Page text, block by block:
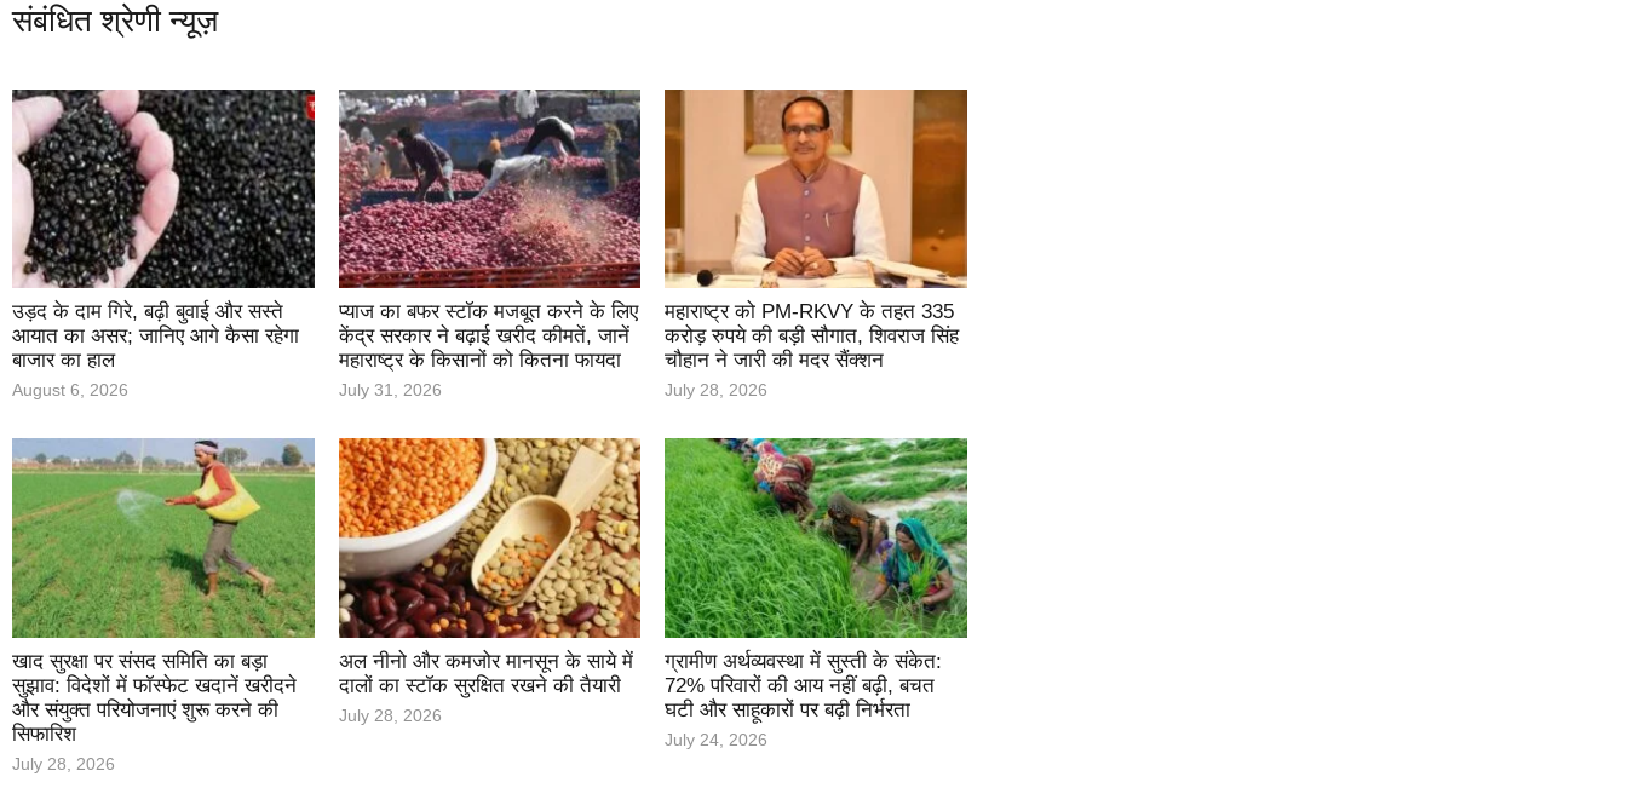
संबंधित श्रेणी न्यूज़
उड़द के दाम गिरे, बढ़ी बुवाई और सस्ते
आयात का असर; जानिए आगे कैसा रहेगा
बाजार का हाल
August 6, 2026
प्याज का बफर स्टॉक मजबूत करने के लिए
केंद्र सरकार ने बढ़ाई खरीद कीमतें, जानें
महाराष्ट्र के किसानों को कितना फायदा
July 31, 2026
महाराष्ट्र को PM-RKVY के तहत 335
करोड़ रुपये की बड़ी सौगात, शिवराज सिंह
चौहान ने जारी की मदर सैंक्शन
July 28, 2026
खाद सुरक्षा पर संसद समिति का बड़ा
सुझाव: विदेशों में फॉस्फेट खदानें खरीदने
और संयुक्त परियोजनाएं शुरू करने की
सिफारिश
July 28, 2026
अल नीनो और कमजोर मानसून के साये में
दालों का स्टॉक सुरक्षित रखने की तैयारी
July 28, 2026
ग्रामीण अर्थव्यवस्था में सुस्ती के संकेत:
72% परिवारों की आय नहीं बढ़ी, बचत
घटी और साहूकारों पर बढ़ी निर्भरता
July 24, 2026